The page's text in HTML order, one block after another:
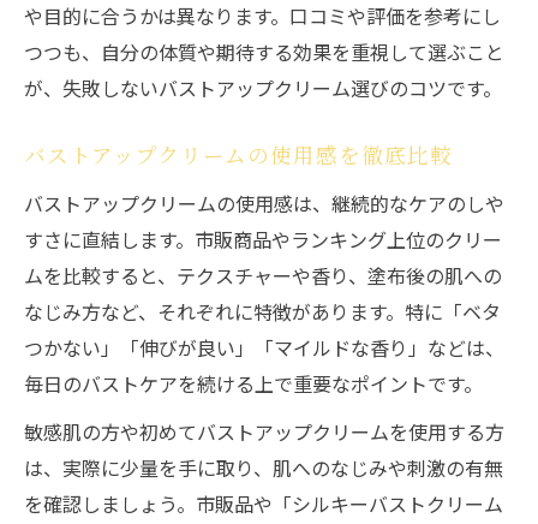
や目的に合うかは異なります。口コミや評価を参考にし
つつも、自分の体質や期待する効果を重視して選ぶこと
が、失敗しないバストアップクリーム選びのコツです。
バストアップクリームの使用感を徹底比較
バストアップクリームの使用感は、継続的なケアのしや
すさに直結します。市販商品やランキング上位のクリー
ムを比較すると、テクスチャーや香り、塗布後の肌への
なじみ方など、それぞれに特徴があります。特に「ベタ
つかない」「伸びが良い」「マイルドな香り」などは、
毎日のバストケアを続ける上で重要なポイントです。
敏感肌の方や初めてバストアップクリームを使用する方
は、実際に少量を手に取り、肌へのなじみや刺激の有無
を確認しましょう。市販品や「シルキーバストクリーム